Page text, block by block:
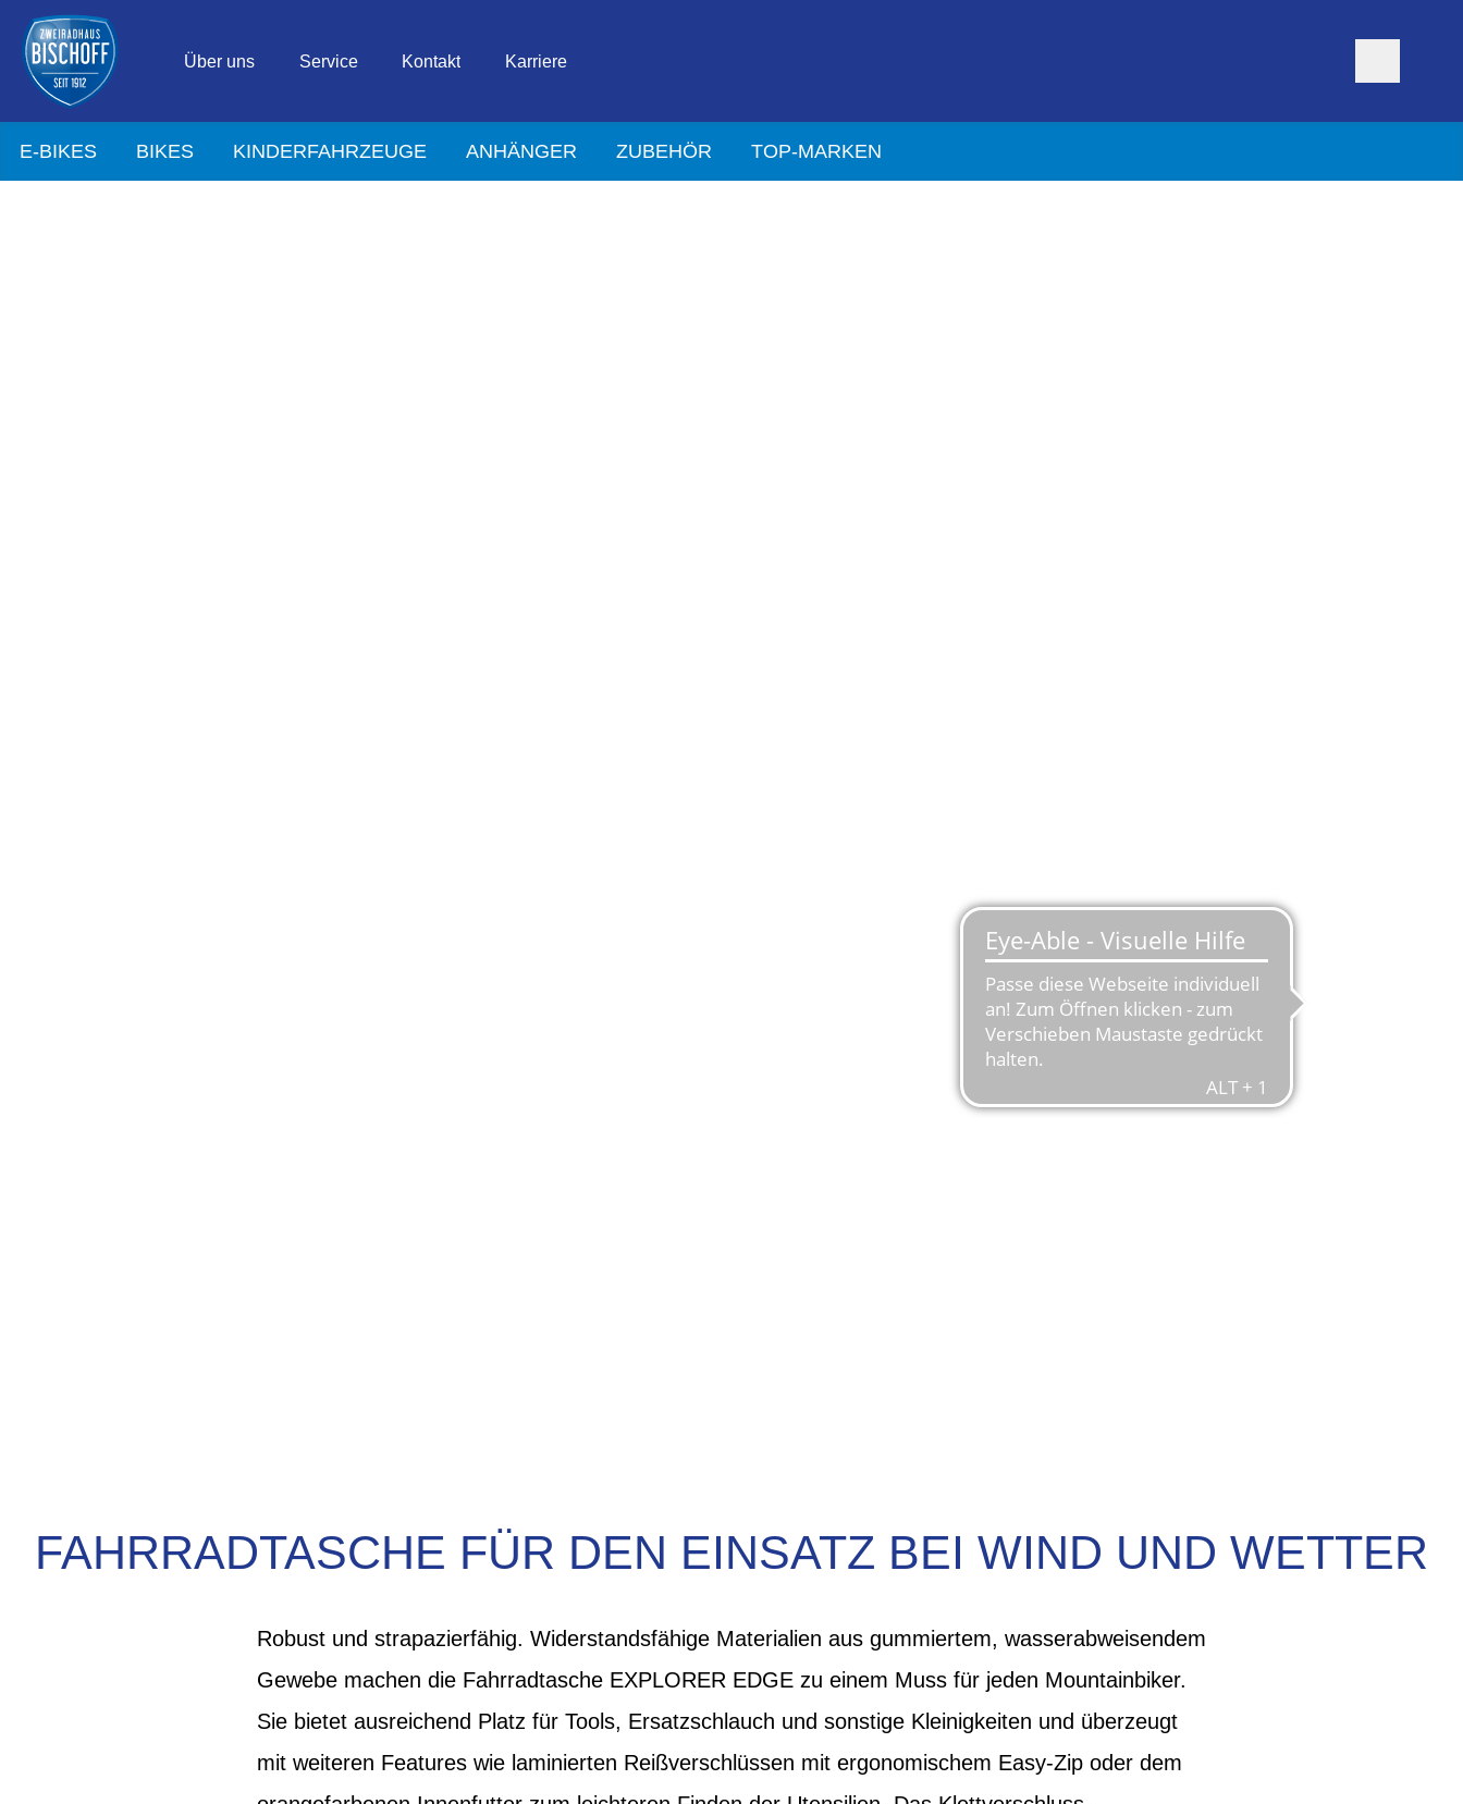
Über uns Service Kontakt Karriere
E-BIKES BIKES KINDERFAHRZEUGE ANHÄNGER ZUBEHÖR TOP-MARKEN
FAHRRADTASCHE FÜR DEN EINSATZ BEI WIND UND WETTER
Robust und strapazierfähig. Widerstandsfähige Materialien aus gummiertem, wasserabweisendem
Gewebe machen die Fahrradtasche EXPLORER EDGE zu einem Muss für jeden Mountainbiker.
Sie bietet ausreichend Platz für Tools, Ersatzschlauch und sonstige Kleinigkeiten und überzeugt
mit weiteren Features wie laminierten Reißverschlüssen mit ergonomischem Easy-Zip oder dem